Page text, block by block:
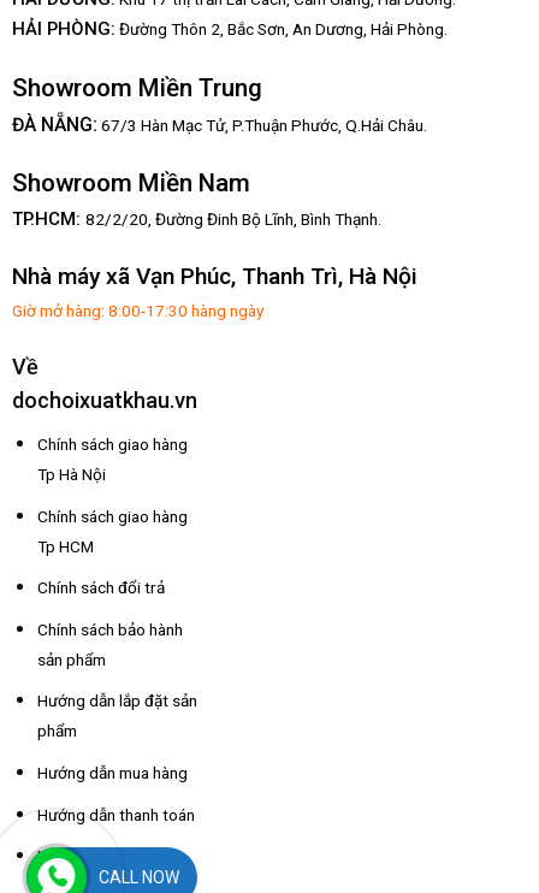
HẢI PHÒNG: Đường Thôn 2, Bắc Sơn, An Dương, Hải Phòng.
Showroom Miền Trung
ĐÀ NẴNG: 67/3 Hàn Mạc Tử, P.Thuận Phước, Q.Hải Châu.
Showroom Miền Nam
TP.HCM: 82/2/20, Đường Đinh Bộ Lĩnh, Bình Thạnh.
Nhà máy xã Vạn Phúc, Thanh Trì, Hà Nội
Giờ mở hàng: 8:00-17:30 hàng ngày
Về
dochoixuatkhau.vn
Chính sách giao hàng
Tp Hà Nội
Chính sách giao hàng
Tp HCM
Chính sách đổi trả
Chính sách bảo hành
sản phẩm
Hướng dẫn lắp đặt sản
phẩm
Hướng dẫn mua hàng
Hướng dẫn thanh toán
Hỗ trợ thông tin nhà
xe các tỉnhCALL NOW